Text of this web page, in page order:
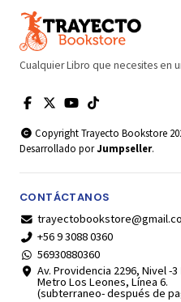
Cualquier Libro que necesites en
Copyright Trayecto Bookstore
Desarrollado porJumpseller.
CONTÁCTANOS
+56 9 3088 0360
56930880360
Av. Providencia 2296, Nivel -3
Metro Los Leones, Línea 6.
(subterraneo- después de